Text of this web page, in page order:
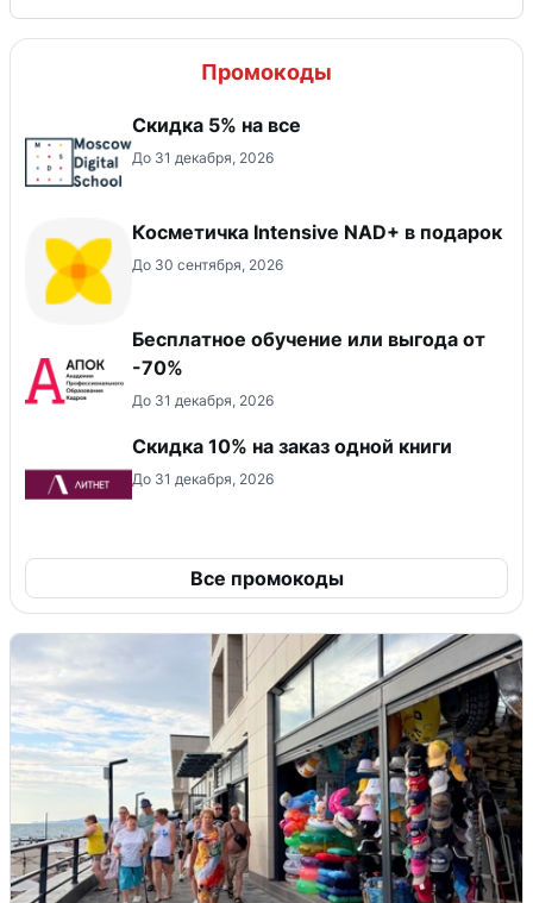
Промокоды
Скидка 5% на все
До 31 декабря, 2026
Косметичка Intensive NAD+ в подарок
До 30 сентября, 2026
Бесплатное обучение или выгода от
-70%
До 31 декабря, 2026
Скидка 10% на заказ одной книги
До 31 декабря, 2026
Все промокоды